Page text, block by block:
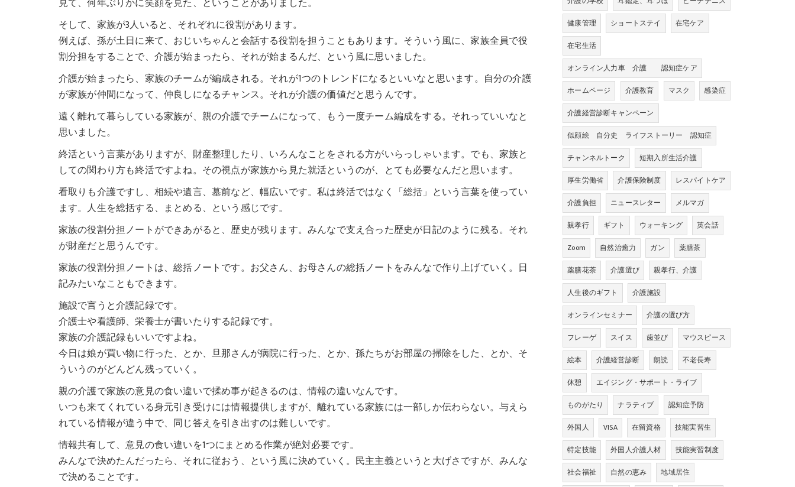
そして、家族が3人いると、それぞれに役割があります。
例えば、孫が土日に来て、おじいちゃんと会話する役割を担うこともあります。そういう風に、家族全員で役
割分担をすることで、介護が始まったら、それが始まるんだ、という風に思いました。
介護が始まったら、家族のチームが編成される。それが1つのトレンドになるといいなと思います。自分の介護
が家族が仲間になって、仲良しになるチャンス。それが介護の価値だと思うんです。
遠く離れて暮らしている家族が、親の介護でチームになって、もう一度チーム編成をする。それっていいなと
思いました。
終活という言葉がありますが、財産整理したり、いろんなことをされる方がいらっしゃいます。でも、家族と
しての関わり方も終活ですよね。その視点が家族から見た就活というのが、とても必要なんだと思います。
看取りも介護ですし、相続や遺言、墓前など、幅広いです。私は終活ではなく「総括」という言葉を使ってい
ます。人生を総括する、まとめる、という感じです。
家族の役割分担ノートができあがると、歴史が残ります。みんなで支え合った歴史が日記のように残る。それ
が財産だと思うんです。
家族の役割分担ノートは、総括ノートです。お父さん、お母さんの総括ノートをみんなで作り上げていく。日
記みたいなこともできます。
施設で言うと介護記録です。
介護士や看護師、栄養士が書いたりする記録です。
家族の介護記録もいいですよね。
今日は娘が買い物に行った、とか、旦那さんが病院に行った、とか、孫たちがお部屋の掃除をした、とか、そ
ういうのがどんどん残っていく。
親の介護で家族の意見の食い違いで揉め事が起きるのは、情報の違いなんです。
いつも来てくれている身元引き受けには情報提供しますが、離れている家族には一部しか伝わらない。与えら
れている情報が違う中で、同じ答えを引き出すのは難しいです。
情報共有して、意見の食い違いを1つにまとめる作業が絶対必要です。
みんなで決めたんだったら、それに従おう、という風に決めていく。民主主義というと大げさですが、みんな
で決めることです。
健康管理
ショートステイ
在宅ケア
在宅生活
オンライン人力車 介護 認知症ケア
ホームページ
介護教育 マスク
感染症
介護経営診断キャンペーン
似顔絵 自分史 ライフストーリー 認知症
チャンネルトーク
短期入所生活介護
厚生労働省
介護保険制度
レスパイトケア
介護負担
ニュースレター
メルマガ
親孝行
ギフト ウォーキング
英会話
Zoom
自然治癒力 ガン
薬膳茶
薬膳花茶
介護選び
親孝行、介護
人生後のギフト
介護施設
オンラインセミナー
介護の選び方
フレーゲ
スイス 歯並び
マウスピース
絵本
介護経営診断 朗読
不老長寿
休憩
エイジング・サポート・ライブ
ものがたり
ナラティブ
認知症予防
外国人
VISA 在留資格
技能実習生
特定技能
外国人介護人材
技能実習制度
社会福祉
自然の恵み 地域居住